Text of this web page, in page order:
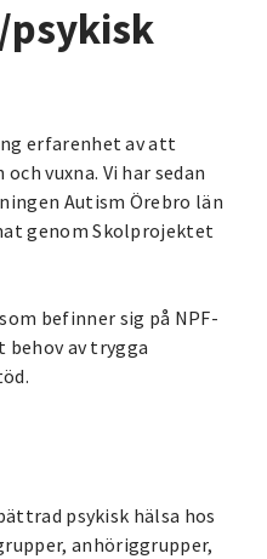
psykisk
erfarenhet av att
vuxna. Vi har sedan
Autism Örebro län
genom Skolprojektet
befinner sig på NPF-
av trygga
psykisk hälsa hos
anhöriggrupper,